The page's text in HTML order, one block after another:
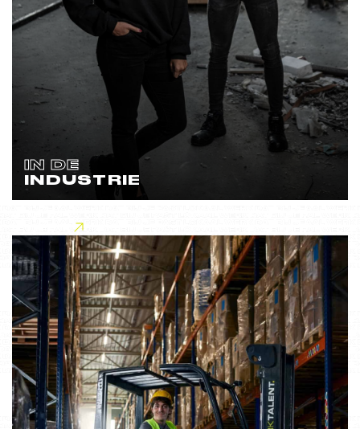
IN DE
INDUSTRIE